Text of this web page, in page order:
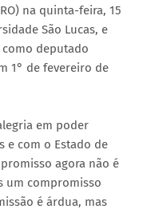
na quinta-feira, 15
São Lucas, e
deputado
1° de fevereiro de
em poder
com o Estado de
agora não é
um compromisso
é árdua, mas